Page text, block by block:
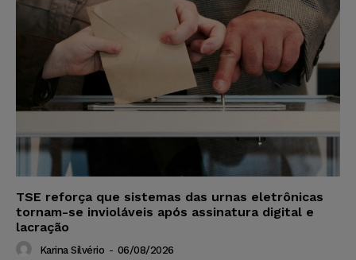
TSE reforça que sistemas das urnas eletrônicas
tornam-se invioláveis após assinatura digital e
lacração
Karina Silvério - 06/08/2026